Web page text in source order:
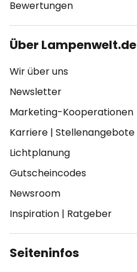
Bewertungen
Über Lampenwelt.de
Wir über uns
Newsletter
Marketing-Kooperationen
Karriere | Stellenangebote
Lichtplanung
Gutscheincodes
Newsroom
Inspiration | Ratgeber
Seiteninfos